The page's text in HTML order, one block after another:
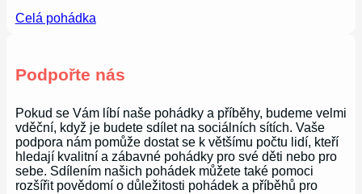
Celá pohádka
Podpořte nás
Pokud se Vám líbí naše pohádky a příběhy, budeme velmi
vděční, když je budete sdílet na sociálních sítích. Vaše
podpora nám pomůže dostat se k většímu počtu lidí, kteří
hledají kvalitní a zábavné pohádky pro své děti nebo pro
sebe. Sdílením našich pohádek můžete také pomoci
rozšířit povědomí o důležitosti pohádek a příběhů pro